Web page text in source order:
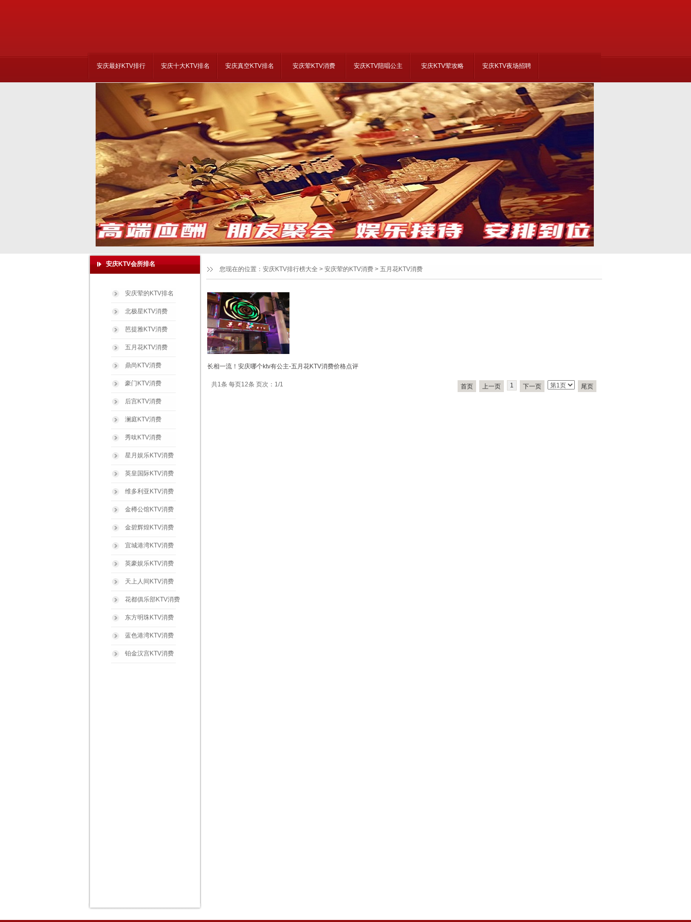
安庆最好KTV排行 安庆十大KTV排名 安庆真空KTV排名 安庆荤KTV消费 安庆KTV陪唱公主 安庆KTV荤攻略 安庆KTV夜场招聘
长相一流！安庆哪个ktv有公主-五月花KTV消费价格点评
共1条 每页12条 页次：1/1 首页 上一页 1 下一页 尾页
您现在的位置： 安庆KTV排行榜大全 > 安庆荤的KTV消费 > 五月花KTV消费
安庆KTV会所排名
安庆荤的KTV排名
北极星KTV消费
芭提雅KTV消费
五月花KTV消费
鼎尚KTV消费
豪门KTV消费
后宫KTV消费
澜庭KTV消费
秀呔KTV消费
星月娱乐KTV消费
英皇国际KTV消费
维多利亚KTV消费
金樽公馆KTV消费
金碧辉煌KTV消费
宜城港湾KTV消费
英豪娱乐KTV消费
天上人间KTV消费
花都俱乐部KTV消费
东方明珠KTV消费
蓝色港湾KTV消费
铂金汉宫KTV消费